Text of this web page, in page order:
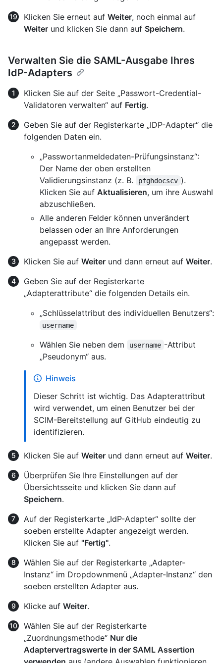
Klicken Sie erneut auf Weiter, noch einmal auf
Weiter und klicken Sie dann auf Speichern.
Verwalten Sie die SAML-Ausgabe Ihres
IdP-Adapters
Klicken Sie auf der Seite „Passwort-Credential-
Validatoren verwalten“ auf Fertig.
Geben Sie auf der Registerkarte „IDP-Adapter“ die
folgenden Daten ein.
„Passwortanmeldedaten-Prüfungsinstanz“:
Der Name der oben erstellten
Validierungsinstanz (z. B.
pfghdocscv ).
Klicken Sie auf Aktualisieren, um ihre Auswahl
abzuschließen.
Alle anderen Felder können unverändert
belassen oder an Ihre Anforderungen
angepasst werden.
Klicken Sie auf Weiter und dann erneut auf Weiter.
Geben Sie auf der Registerkarte
„Adapterattribute“ die folgenden Details ein.
„Schlüsselattribut des individuellen Benutzers“:
username
Wählen Sie neben dem username -Attribut
„Pseudonym“ aus.
Hinweis
Dieser Schritt ist wichtig. Das Adapterattribut
wird verwendet, um einen Benutzer bei der
SCIM-Bereitstellung auf GitHub eindeutig zu
identifizieren.
Klicken Sie auf Weiter und dann erneut auf Weiter.
Überprüfen Sie Ihre Einstellungen auf der
Übersichtsseite und klicken Sie dann auf
Speichern.
Auf der Registerkarte „IdP-Adapter“ sollte der
soeben erstellte Adapter angezeigt werden.
Klicken Sie auf "Fertig".
Wählen Sie auf der Registerkarte „Adapter-
Instanz“ im Dropdownmenü „Adapter-Instanz“ den
soeben erstellten Adapter aus.
Klicke auf Weiter.
Wählen Sie auf der Registerkarte
„Zuordnungsmethode“ Nur die
Adaptervertragswerte in der SAML Assertion